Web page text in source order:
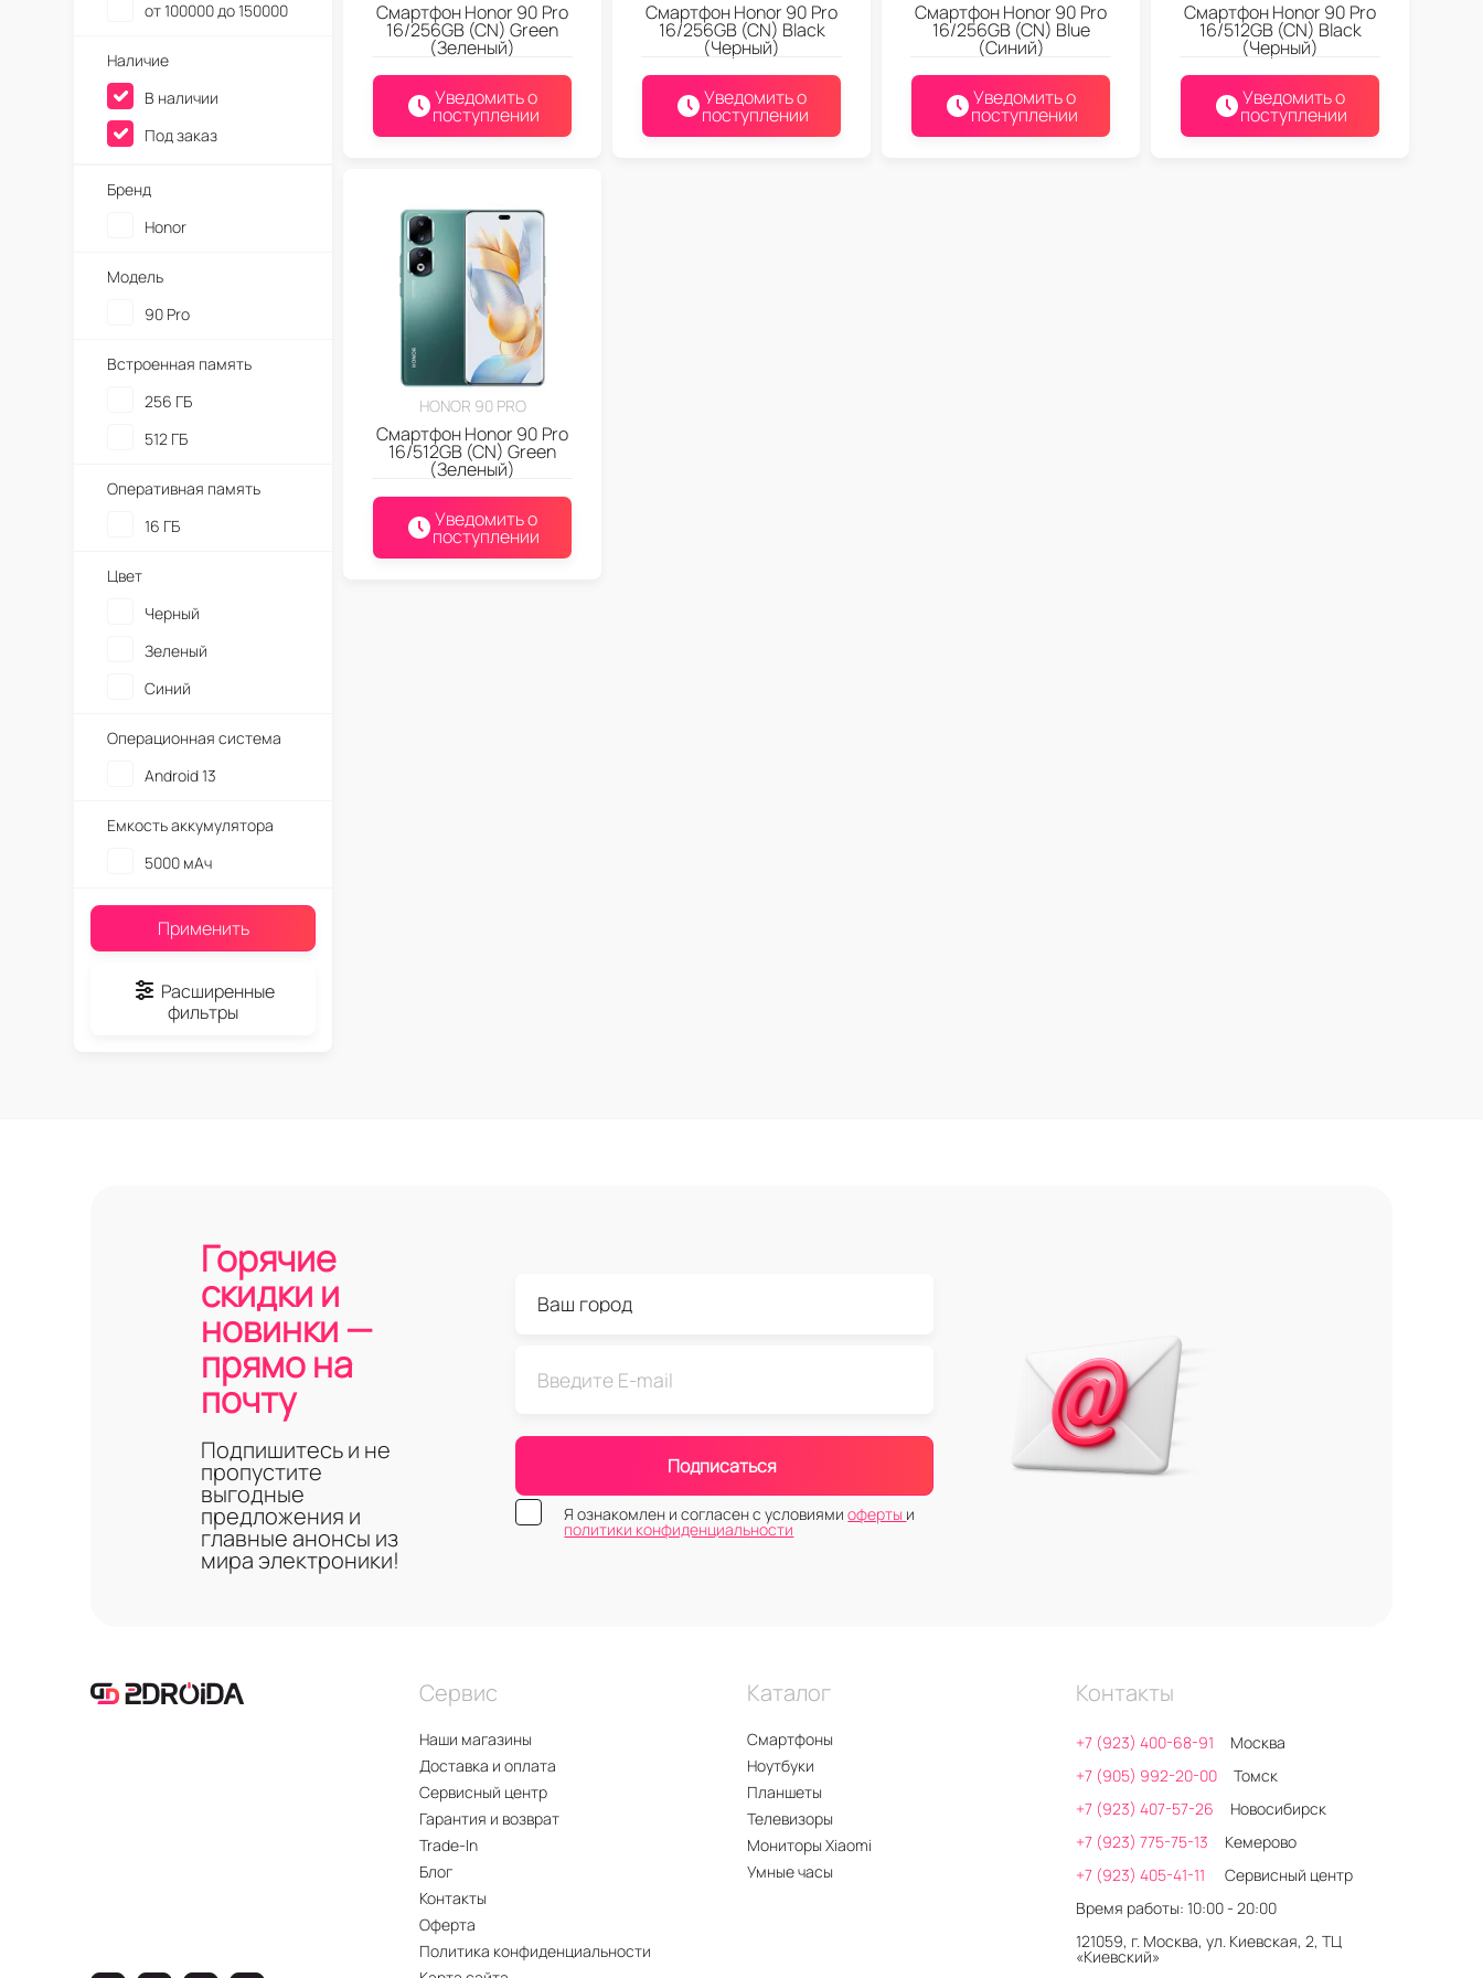
Смартфон Honor 90 Pro
16/256GB (CN) Green
(Зеленый)
Уведомить о
поступлении
Смартфон Honor 90 Pro
16/256GB (CN) Black
(Черный)
Уведомить о
поступлении
Смартфон Honor 90 Pro
16/256GB (CN) Blue
(Синий)
Уведомить о
поступлении
Смартфон Honor 90 Pro
16/512GB (CN) Black
(Черный)
Уведомить о
поступлении
HONOR 90 PRO
Смартфон Honor 90 Pro
16/512GB (CN) Green
(Зеленый)
Уведомить о
поступлении
от 100000 до 150000
Наличие
В наличии
Под заказ
Бренд
Honor
Модель
90 Pro
Встроенная память
256 ГБ
512 ГБ
Оперативная память
16 ГБ
Цвет
Черный
Зеленый
Синий
Операционная система
Android 13
Емкость аккумулятора
5000 мАч
Применить
Расширенные
фильтры
Горячие
скидки и
новинки —
прямо на
почту
Подпишитесь и не
пропустите
выгодные
предложения и
главные анонсы из
мира электроники!
Подписаться
Я ознакомлен и согласен с условиямиоферты и
политики конфиденциальности
Сервис
Наши магазины
Доставка и оплата
Сервисный центр
Гарантия и возврат
Trade-In
Блог
Контакты
Оферта
Политика конфиденциальности
Каталог
Смартфоны
Ноутбуки
Планшеты
Телевизоры
Мониторы Xiaomi
Умные часы
Контакты
+7 (923) 400-68-91
Москва
+7 (905) 992-20-00
Томск
+7 (923) 407-57-26
Новосибирск
+7 (923) 775-75-13
Кемерово
+7 (923) 405-41-11
Сервисный центр
Время работы: 10:00 - 20:00
121059, г. Москва, ул. Киевская, 2, ТЦ
«Киевский»